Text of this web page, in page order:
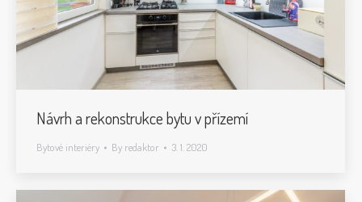
Návrh a rekonstrukce bytu v přízemí
Bytové interiéry By redaktor 3. 1. 2020